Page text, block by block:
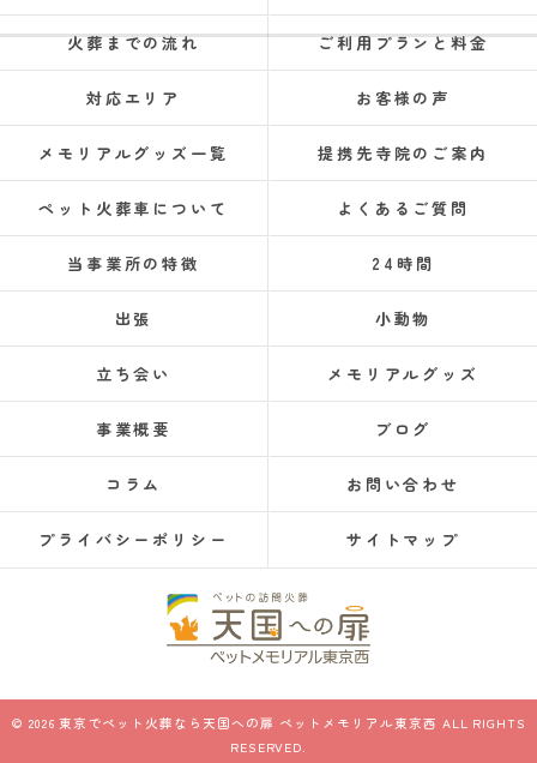
火葬までの流れ ご利用プランと料金
対応エリア お客様の声
メモリアルグッズ一覧 提携先寺院のご案内
ペット火葬車について よくあるご質問
当事業所の特徴 24時間
出張 小動物
立ち会い メモリアルグッズ
事業概要 ブログ
コラム お問い合わせ
プライバシーポリシー サイトマップ
© 2026 東京でペット火葬なら天国への扉 ペットメモリアル東京西 ALL RIGHTS
RESERVED.